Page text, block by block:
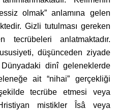
olmak” anlamına gelen
Gizli tutulması gereken
anlatmaktadır.
düşünceden ziyade
dinî geleneklerde
ait “nihai” gerçekliği
tecrübe etmesi veya
mistikler Îsâ veya